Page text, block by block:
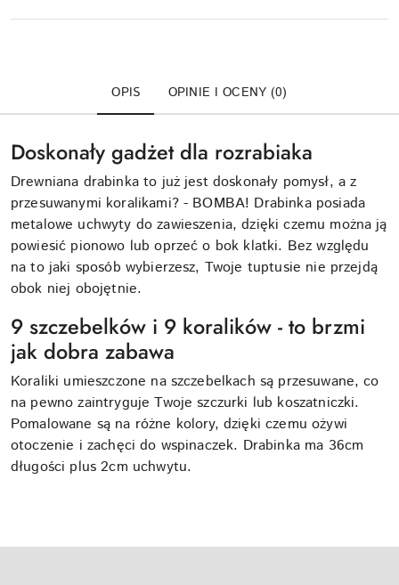
OPIS OPINIE I OCENY (0)
Doskonały gadżet dla rozrabiaka
Drewniana drabinka to już jest doskonały pomysł, a z
przesuwanymi koralikami? - BOMBA! Drabinka posiada
metalowe uchwyty do zawieszenia, dzięki czemu można ją
powiesić pionowo lub oprzeć o bok klatki. Bez względu
na to jaki sposób wybierzesz, Twoje tuptusie nie przejdą
obok niej obojętnie.
9 szczebelków i 9 koralików - to brzmi
jak dobra zabawa
Koraliki umieszczone na szczebelkach są przesuwane, co
na pewno zaintryguje Twoje szczurki lub koszatniczki.
Pomalowane są na różne kolory, dzięki czemu ożywi
otoczenie i zachęci do wspinaczek. Drabinka ma 36cm
długości plus 2cm uchwytu.